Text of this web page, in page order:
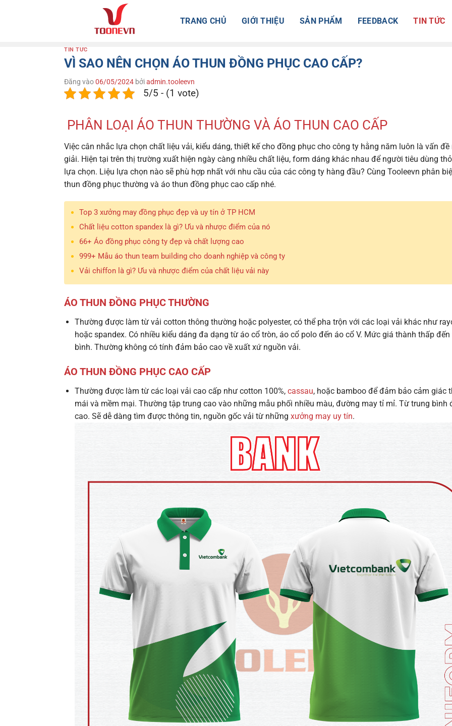
TRANG CHỦ GIỚI THIỆU SẢN PHẨM FEEDBACK TIN TỨC
TIN TỨC
VÌ SAO NÊN CHỌN ÁO THUN ĐỒNG PHỤC CAO CẤP?
Đăng vào06/05/2024 bởiadmin.tooleevn
5/5 - (1 vote)
PHÂN LOẠI ÁO THUN THƯỜNG VÀ ÁO THUN CAO CẤP
Việc cân nhắc lựa chọn chất liệu vải, kiểu dáng, thiết kế cho đồng phục cho công ty hằng năm luôn là vấn đề
giải. Hiện tại trên thị trường xuất hiện ngày càng nhiều chất liệu, form dáng khác nhau để người tiêu dùng
lựa chọn. Liệu lựa chọn nào sẽ phù hợp nhất với nhu cầu của các công ty hàng đầu? Cùng Tooleevn phân
thun đồng phục thường và áo thun đồng phục cao cấp nhé.
Top 3 xưởng may đồng phục đẹp và uy tín ở TP HCM
Chất liệu cotton spandex là gì? Ưu và nhược điểm của nó
66+ Áo đồng phục công ty đẹp và chất lượng cao
999+ Mẫu áo thun team building cho doanh nghiệp và công ty
Vải chiffon là gì? Ưu và nhược điểm của chất liệu vải này
ÁO THUN ĐỒNG PHỤC THƯỜNG
Thường được làm từ vải cotton thông thường hoặc polyester, có thể pha trộn với các loại vải khác như
hoặc spandex. Có nhiều kiểu dáng đa dạng từ áo cổ tròn, áo cổ polo đến áo cổ V. Mức giá thành thấp đến
bình. Thường không có tính đảm bảo cao về xuất xứ nguồn vải.
ÁO THUN ĐỒNG PHỤC CAO CẤP
Thường được làm từ các loại vải cao cấp như cotton 100%, cassau, hoặc bamboo để đảm bảo cảm giác
mái và mềm mại. Thường tập trung cao vào những mẫu phối nhiều màu, đường may tỉ mỉ. Từ trung bình
cao. Sẽ dễ dàng tìm được thông tin, nguồn gốc vải từ những xưởng may uy tín.